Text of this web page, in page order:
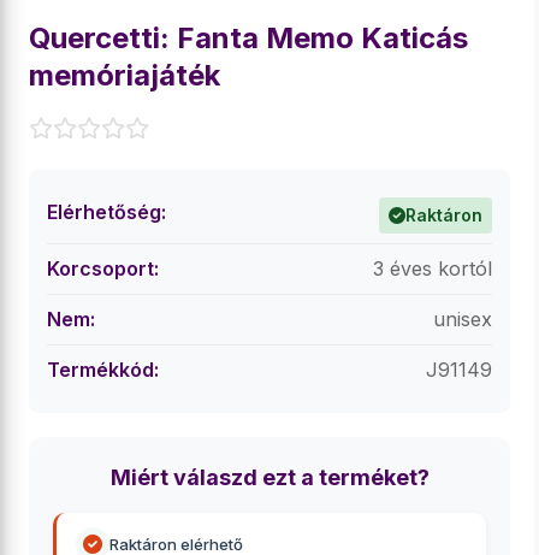
Quercetti: Fanta Memo Katicás
memóriajáték
Elérhetőség: Raktáron
Korcsoport: 3 éves kortól
Nem: unisex
Termékkód: J91149
Miért válaszd ezt a terméket?
Raktáron elérhető